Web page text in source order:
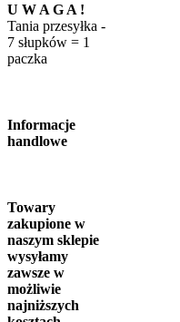
U W A G A !
Tania przesyłka -
7 słupków = 1
paczka
Informacje
handlowe
Towary
zakupione w
naszym sklepie
wysyłamy
zawsze w
możliwie
najniższych